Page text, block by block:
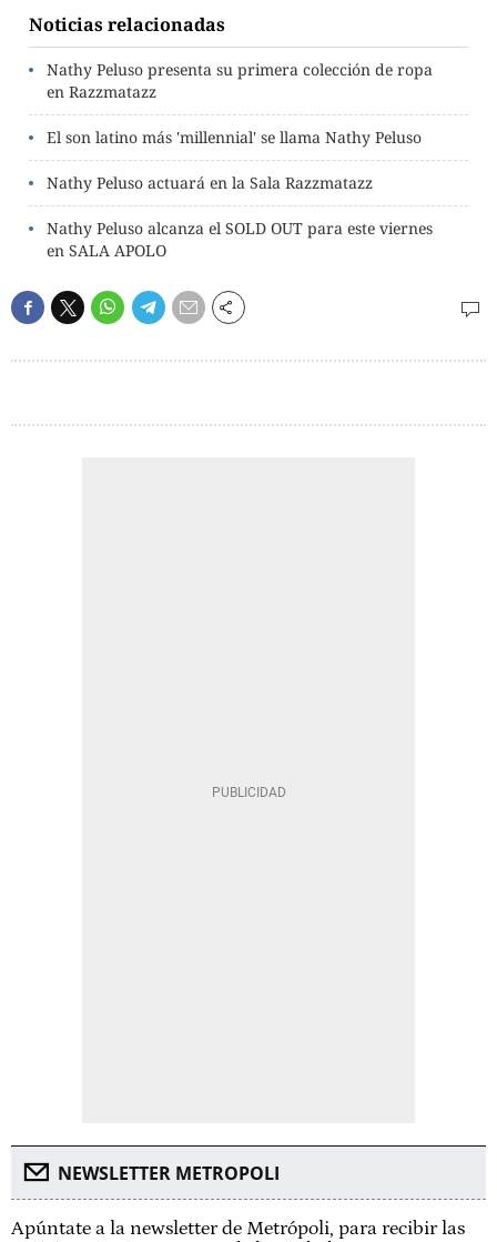
Noticias relacionadas
Nathy Peluso presenta su primera colección de ropa
en Razzmatazz
El son latino más 'millennial' se llama Nathy Peluso
Nathy Peluso actuará en la Sala Razzmatazz
Nathy Peluso alcanza el SOLD OUT para este viernes
en SALA APOLO
NEWSLETTER METROPOLI
Apúntate a la newsletter de Metrópoli, para recibir las